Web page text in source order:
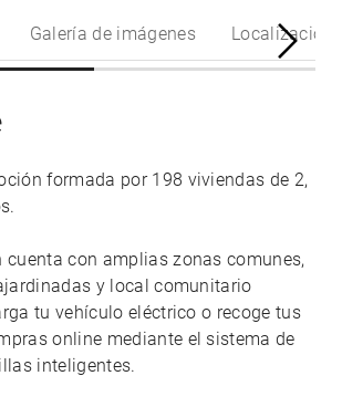
Galería de imágenes Localización
formada por 198 viviendas de 2,
cuenta con amplias zonas comunes,
y local comunitario
tu vehículo eléctrico o recoge tus
online mediante el sistema de
inteligentes.